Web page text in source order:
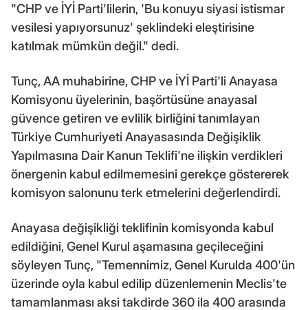
"CHP ve İYİ Parti'lilerin, 'Bu konuyu siyasi istismar
vesilesi yapıyorsunuz' şeklindeki eleştirisine
katılmak mümkün değil." dedi.
Tunç, AA muhabirine, CHP ve İYİ Parti'li Anayasa
Komisyonu üyelerinin, başörtüsüne anayasal
güvence getiren ve evlilik birliğini tanımlayan
Türkiye Cumhuriyeti Anayasasında Değişiklik
Yapılmasına Dair Kanun Teklifi'ne ilişkin verdikleri
önergenin kabul edilmemesini gerekçe göstererek
komisyon salonunu terk etmelerini değerlendirdi.
Anayasa değişikliği teklifinin komisyonda kabul
edildiğini, Genel Kurul aşamasına geçileceğini
söyleyen Tunç, "Temennimiz, Genel Kurulda 400'ün
üzerinde oyla kabul edilip düzenlemenin Meclis'te
tamamlanması aksi takdirde 360 ila 400 arasında